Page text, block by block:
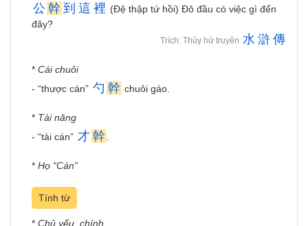
公 幹 到 這 裡 (Đệ thập tứ hồi) Đô đầu có việc gì đến
đây?
Trích: Thủy hử truyện 水 滸 傳
* Cái chuôi
- “thược cán” 勺 幹 chuôi gáo.
* Tài năng
- “tài cán” 才 幹
* Họ “Cán”
Tính từ
* Chủ yếu, chính